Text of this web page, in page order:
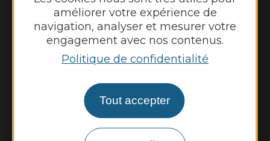
améliorer votre expérience de
navigation, analyser et mesurer votre
engagement avec nos contenus.
Politique de confidentialité
Tout accepter
Nous contacter
Météo
Vie municipale